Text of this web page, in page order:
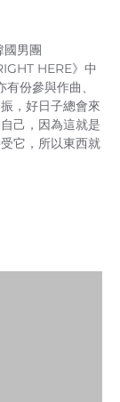
男團
HERE》中
份參與作曲、
，好日子總會來
己，因為這就是
它，所以東西就